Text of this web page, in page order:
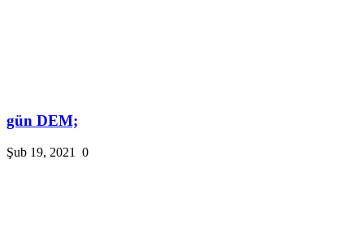
gün DEM;
Şub 19, 2021 0